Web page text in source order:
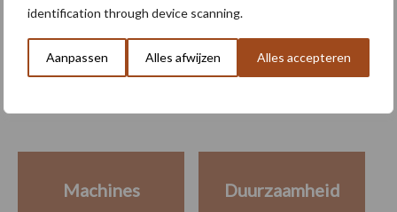
identification through device scanning.
Aanpassen Alles afwijzen Alles accepteren
Maak uw keuze
Machines Duurzaamheid